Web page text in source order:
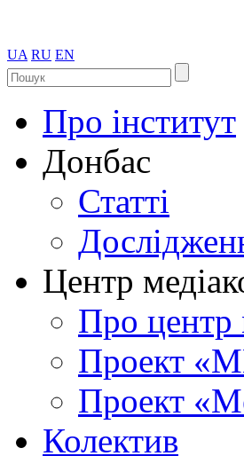
UA RU EN
Про інститут
Донбас
Статті
Центр
Про центр
Проект
Проект
Колектив